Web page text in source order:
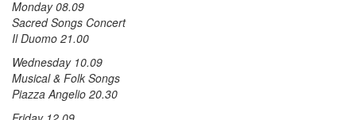
Monday 08.09
Sacred Songs Concert
Il Duomo 21.00
Wednesday 10.09
Musical & Folk Songs
Piazza Angelio 20.30